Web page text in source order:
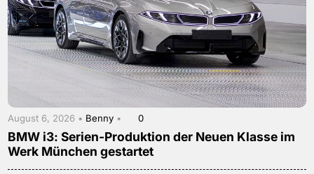
August 6, 2026 • Benny • 0
BMW i3: Serien-Produktion der Neuen Klasse im
Werk München gestartet